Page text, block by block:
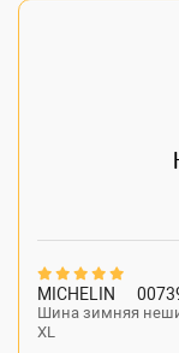
MICHELIN
Шина зимняя
XL